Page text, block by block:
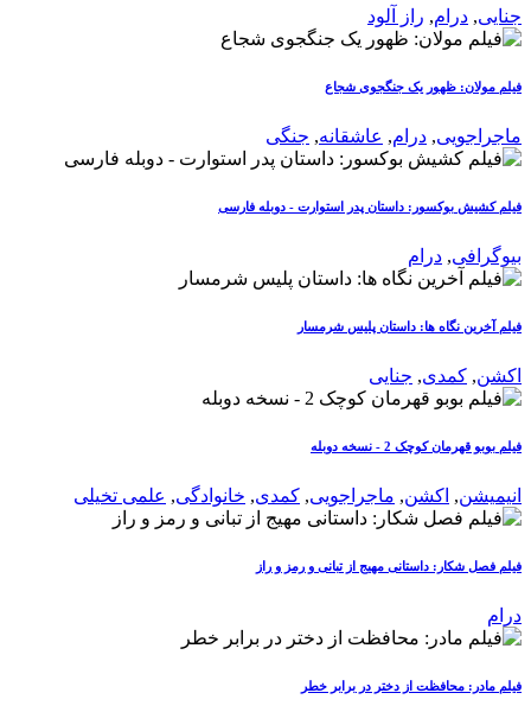
جنایی, درام, راز آلود
فیلم مولان: ظهور یک جنگجوی شجاع
ماجراجویی, درام, عاشقانه, جنگی
فیلم کشیش بوکسور: داستان پدر استوارت - دوبله فارسی
بیوگرافی, درام
فیلم آخرین نگاه ها: داستان پلیس شرمسار
اکشن, کمدی, جنایی
فیلم بوبو قهرمان کوچک 2 - نسخه دوبله
انیمیشن, اکشن, ماجراجویی, کمدی, خانوادگی, علمی تخیلی
فیلم فصل شکار: داستانی مهیج از تبانی و رمز و راز
درام
فیلم مادر: محافظت از دختر در برابر خطر